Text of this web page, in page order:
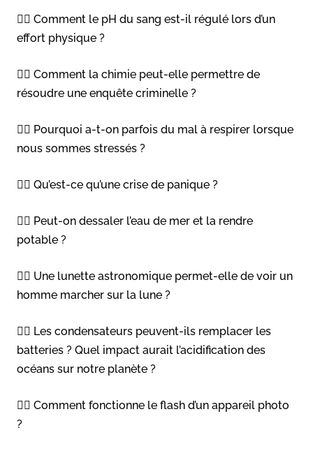
👉🏻 Comment le pH du sang est-il régulé lors d’un
effort physique ?
👉🏻 Comment la chimie peut-elle permettre de
résoudre une enquête criminelle ?
👉🏻 Pourquoi a-t-on parfois du mal à respirer lorsque
nous sommes stressés ?
👉🏻 Qu’est-ce qu’une crise de panique ?
👉🏻 Peut-on dessaler l’eau de mer et la rendre
potable ?
👉🏻 Une lunette astronomique permet-elle de voir un
homme marcher sur la lune ?
👉🏻 Les condensateurs peuvent-ils remplacer les
batteries ? Quel impact aurait l’acidification des
océans sur notre planète ?
👉🏻 Comment fonctionne le flash d’un appareil photo
?